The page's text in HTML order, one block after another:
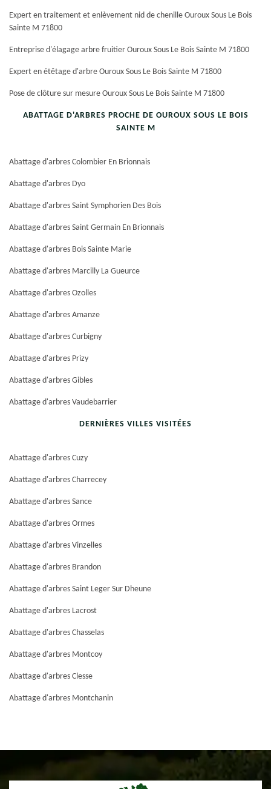
Expert en traitement et enlèvement nid de chenille Ouroux Sous Le Bois
Sainte M 71800
Entreprise d'élagage arbre fruitier Ouroux Sous Le Bois Sainte M 71800
Expert en étêtage d'arbre Ouroux Sous Le Bois Sainte M 71800
Pose de clôture sur mesure Ouroux Sous Le Bois Sainte M 71800
ABATTAGE D'ARBRES PROCHE DE OUROUX SOUS LE BOIS
SAINTE M
Abattage d'arbres Colombier En Brionnais
Abattage d'arbres Dyo
Abattage d'arbres Saint Symphorien Des Bois
Abattage d'arbres Saint Germain En Brionnais
Abattage d'arbres Bois Sainte Marie
Abattage d'arbres Marcilly La Gueurce
Abattage d'arbres Ozolles
Abattage d'arbres Amanze
Abattage d'arbres Curbigny
Abattage d'arbres Prizy
Abattage d'arbres Gibles
Abattage d'arbres Vaudebarrier
DERNIÈRES VILLES VISITÉES
Abattage d'arbres Cuzy
Abattage d'arbres Charrecey
Abattage d'arbres Sance
Abattage d'arbres Ormes
Abattage d'arbres Vinzelles
Abattage d'arbres Brandon
Abattage d'arbres Saint Leger Sur Dheune
Abattage d'arbres Lacrost
Abattage d'arbres Chasselas
Abattage d'arbres Montcoy
Abattage d'arbres Clesse
Abattage d'arbres Montchanin